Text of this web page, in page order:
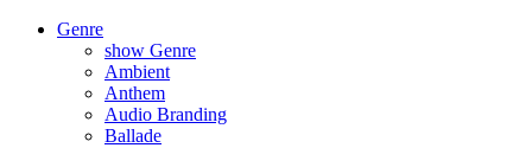
Genre
show Genre
Ambient
Anthem
Audio Branding
Ballade